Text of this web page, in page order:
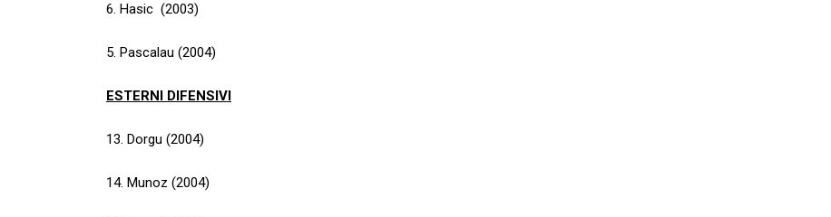
6. Hasic ​ (2003)
5. Pascalau (2004)
ESTERNI DIFENSIVI
13. Dorgu (2004)
14. Munoz (2004)